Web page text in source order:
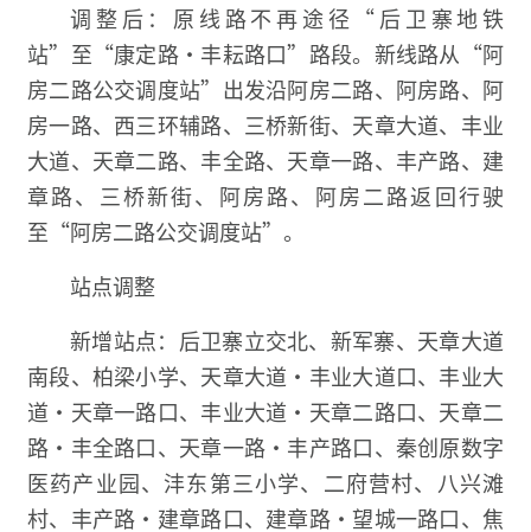
调整后：原线路不再途径“后卫寨地铁
站”至“康定路·丰耘路口”路段。新线路从“阿
房二路公交调度站”出发沿阿房二路、阿房路、阿
房一路、西三环辅路、三桥新街、天章大道、丰业
大道、天章二路、丰全路、天章一路、丰产路、建
章路、三桥新街、阿房路、阿房二路返回行驶
至“阿房二路公交调度站”。
站点调整
新增站点：后卫寨立交北、新军寨、天章大道
南段、柏梁小学、天章大道·丰业大道口、丰业大
道·天章一路口、丰业大道·天章二路口、天章二
路·丰全路口、天章一路·丰产路口、秦创原数字
医药产业园、沣东第三小学、二府营村、八兴滩
村、丰产路·建章路口、建章路·望城一路口、焦